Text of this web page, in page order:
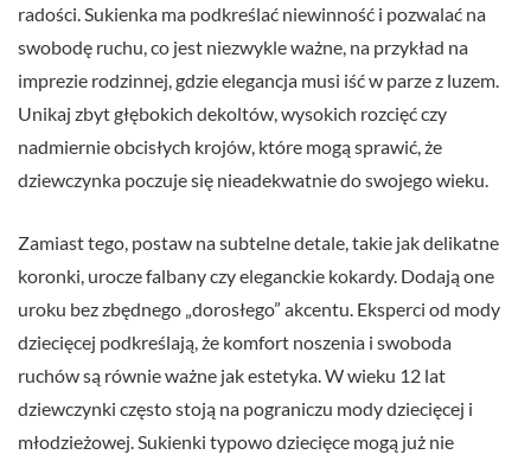
radości. Sukienka ma podkreślać niewinność i pozwalać na
swobodę ruchu, co jest niezwykle ważne, na przykład na
imprezie rodzinnej, gdzie elegancja musi iść w parze z luzem.
Unikaj zbyt głębokich dekoltów, wysokich rozcięć czy
nadmiernie obcisłych krojów, które mogą sprawić, że
dziewczynka poczuje się nieadekwatnie do swojego wieku.
Zamiast tego, postaw na subtelne detale, takie jak delikatne
koronki, urocze falbany czy eleganckie kokardy. Dodają one
uroku bez zbędnego „dorosłego” akcentu. Eksperci od mody
dziecięcej podkreślają, że komfort noszenia i swoboda
ruchów są równie ważne jak estetyka. W wieku 12 lat
dziewczynki często stoją na pograniczu mody dziecięcej i
młodzieżowej. Sukienki typowo dziecięce mogą już nie